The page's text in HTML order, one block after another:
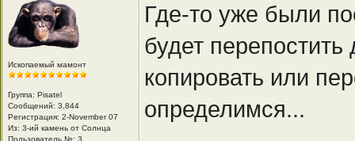
Ископаемый мамонт
Группа: Pisatel
Сообщений: 3,844
Регистрация: 2-November 07
Из: 3-ий камень от Солнца
Пользователь №: 3
Где-то уже были
будет
копировать или
определимся...